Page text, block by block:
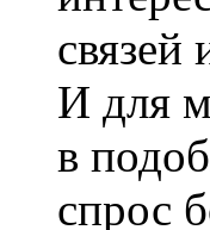
связей
И для
в
спрос